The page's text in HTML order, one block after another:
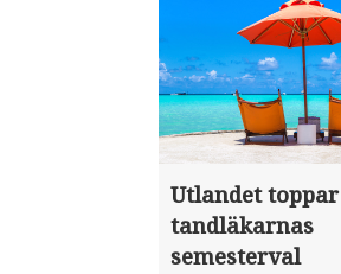
Utlandet toppar
tandläkarnas
semesterval